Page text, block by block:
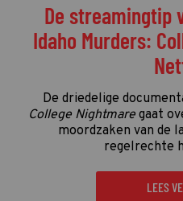
De streamingtip
Idaho Murders:
De driedelige
College Nightmaregaat
moordzaken van de
regelrechte
LEES